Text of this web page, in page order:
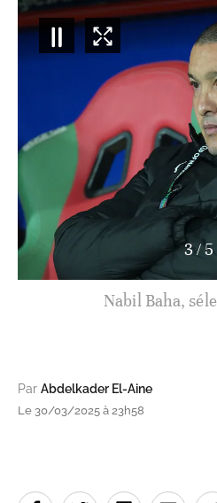
3/5
Nabil Baha,
Par Abdelkader El-Aine
Le 30/03/2025 à 23h58